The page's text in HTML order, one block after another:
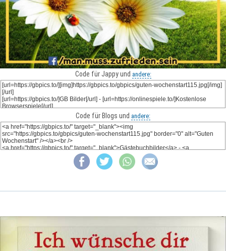
Code für Jappy und andere:
Code für Blogs und andere: